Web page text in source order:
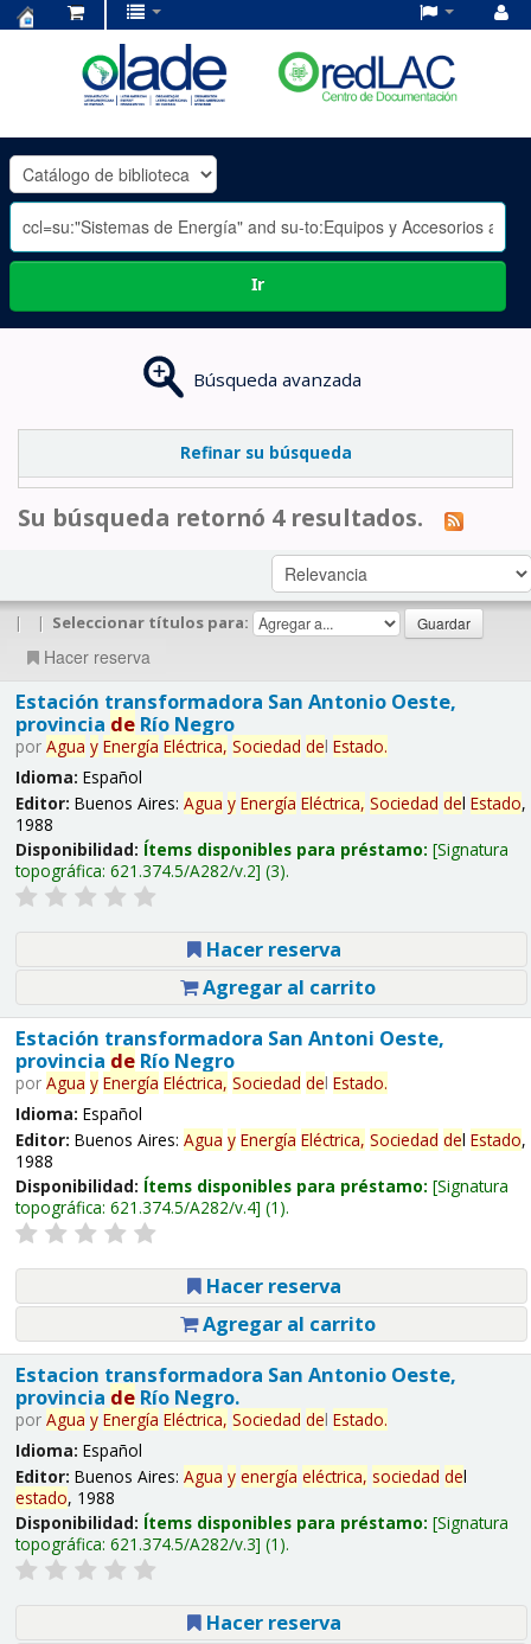
OLADE
-
Ir
Búsqueda avanzada
Refinar su búsqueda
Su búsqueda retornó 4 resultados.
| | Seleccionar títulos para:
Hacer reserva
Estación transformadora San Antonio Oeste,
provincia deRío Negro
por Agua y Energía Eléctrica, Sociedad del Estado.
Idioma: Español
Editor: Buenos Aires: Agua y Energía Eléctrica, Sociedad del Estado,
1988
Disponibilidad: Ítems disponibles para préstamo: Signatura
topográfica: 621.374.5/A282/v.2 (3).
Hacer reserva
Agregar al carrito
Estación transformadora San Antoni Oeste,
provincia deRío Negro
por Agua y Energía Eléctrica, Sociedad del Estado.
Idioma: Español
Editor: Buenos Aires: Agua y Energía Eléctrica, Sociedad del Estado,
1988
Disponibilidad: Ítems disponibles para préstamo: Signatura
topográfica: 621.374.5/A282/v.4 (1).
Hacer reserva
Agregar al carrito
Estacion transformadora San Antonio Oeste,
provincia deRío Negro.
por Agua y Energía Eléctrica, Sociedad del Estado.
Idioma: Español
Editor: Buenos Aires: Agua y energía eléctrica, sociedad del
estado, 1988
Disponibilidad: Ítems disponibles para préstamo: Signatura
topográfica: 621.374.5/A282/v.3 (1).
Hacer reserva